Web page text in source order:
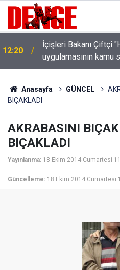
12:20
İçişleri Bakanı Çiftçi
uygulamasının kamu
Anasayfa GÜNCEL
BIÇAKLADI
AKRABASINI
BIÇAKLADI
Yayınlanma: 18 Ekim 2014 Cumartesi
Güncelleme: 18 Ekim 2014 Cumartesi